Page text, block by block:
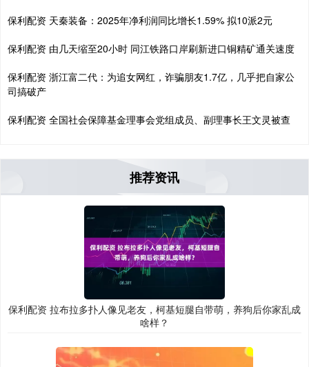
保利配资 天秦装备：2025年净利润同比增长1.59% 拟10派2元
保利配资 由几天缩至20小时 同江铁路口岸刷新进口铜精矿通关速度
保利配资 浙江富二代：为追女网红，诈骗朋友1.7亿，几乎把自家公
司搞破产
保利配资 全国社会保障基金理事会党组成员、副理事长王文灵被查
推荐资讯
保利配资 拉布拉多扑人像见老友，柯基短腿自带萌，养狗后你家乱成
啥样？